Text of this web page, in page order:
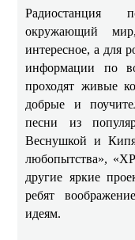
Радиостанция
окружающий
интересное, а для
информации по
проходят живые
добрые и
песни из
Веснушкой и
любопытства»,
другие яркие
ребят
идеям.